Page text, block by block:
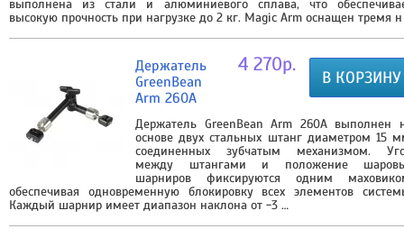
выполнена из стали и алюминиевого сплава, что
высокую прочность при нагрузке до 2 кг. Magic Arm оснащен тремя
В КОРЗИНУ
4 270р.
Держатель
GreenBean
Arm 260A
Держатель GreenBean Arm 260A выполнен
основе двух стальных штанг диаметром 15
соединенных зубчатым механизмом.
между штангами и положение
шарниров фиксируются одним
обеспечивая одновременную блокировку всех элементов
Каждый шарнир имеет диапазон наклона от -3 …